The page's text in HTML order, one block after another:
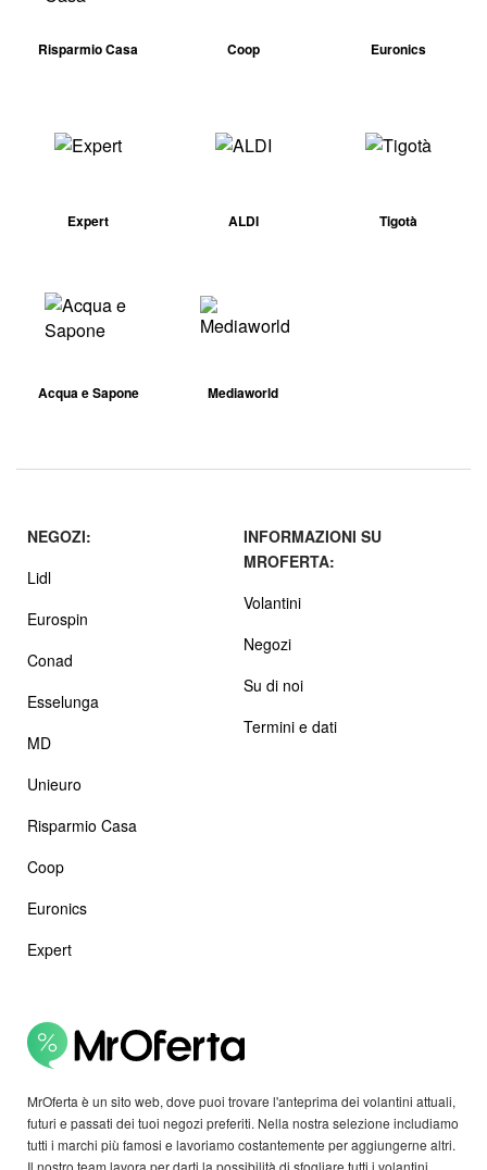
Risparmio Casa Coop Euronics
Expert ALDI Tigotà
Acqua e Sapone Mediaworld
MrOferta è un sito web, dove puoi trovare l'anteprima dei volantini attuali,
futuri e passati dei tuoi negozi preferiti. Nella nostra selezione includiamo
tutti i marchi più famosi e lavoriamo costantemente per aggiungerne altri.
Il nostro team lavora per darti la possibilità di sfogliare tutti i volantini
NEGOZI:
Lidl
Eurospin
Conad
Esselunga
MD
Unieuro
Risparmio Casa
Coop
Euronics
Expert
INFORMAZIONI SU
MROFERTA:
Volantini
Negozi
Su di noi
Termini e dati